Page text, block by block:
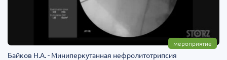
мероприятие
Байков Н.А. - Миниперкутанная нефролитотрипсия